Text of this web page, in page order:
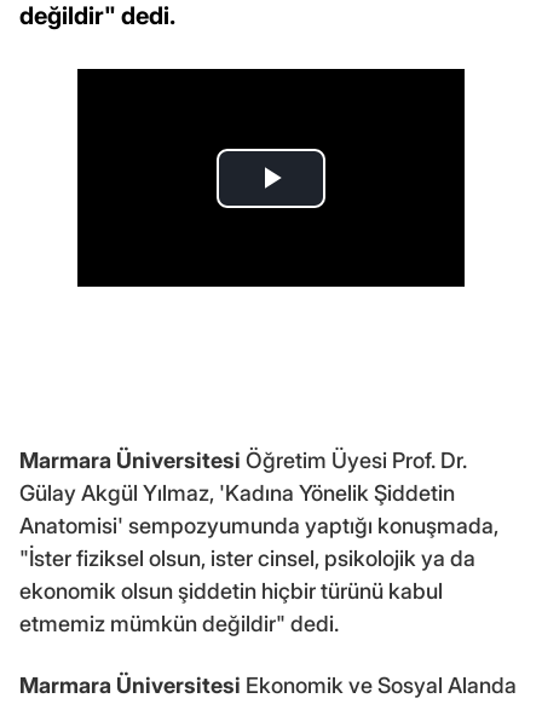
değildir" dedi.
Marmara Üniversitesi Öğretim Üyesi Prof. Dr.
Gülay Akgül Yılmaz, 'Kadına Yönelik Şiddetin
Anatomisi' sempozyumunda yaptığı konuşmada,
"İster fiziksel olsun, ister cinsel, psikolojik ya da
ekonomik olsun şiddetin hiçbir türünü kabul
etmemiz mümkün değildir" dedi.
Marmara Üniversitesi Ekonomik ve Sosyal Alanda